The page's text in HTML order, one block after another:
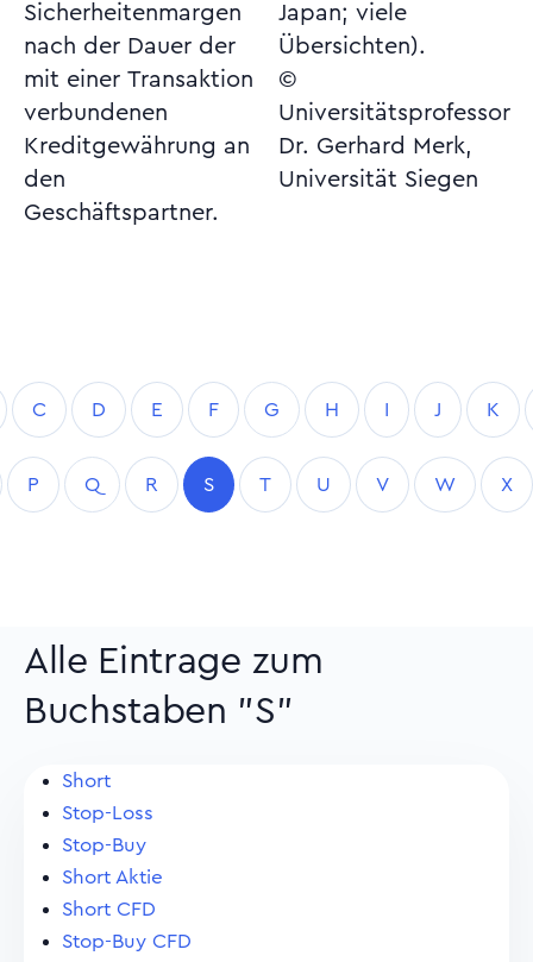
Sicherheitenmargen
nach der Dauer der
mit einer Transaktion
verbundenen
Kreditgewährung an
den
Geschäftspartner.
Japan; viele
Übersichten).
©
Universitätsprofessor
Dr. Gerhard Merk,
Universität Siegen
C D E F G H I J K
P Q R S T U V W X
Alle Eintrage zum
Buchstaben "S"
Short
Stop-Loss
Stop-Buy
Short Aktie
Short CFD
Stop-Buy CFD